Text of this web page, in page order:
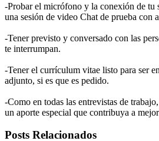
-Probar el micrófono y la conexión de tu
una sesión de video Chat de prueba con
-Tener previsto y conversado con las
te interrumpan.
-Tener el currículum vitae listo para ser
adjunto, si es que es pedido.
-Como en todas las entrevistas de
un aporte especial que contribuya a
Posts Relacionados